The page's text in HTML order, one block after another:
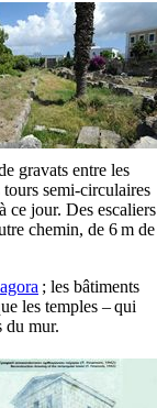
gravats entre les
semi-circulaires
ce jour. Des escaliers
chemin, de 6 m de
agora ; les bâtiments
les temples – qui
du mur.